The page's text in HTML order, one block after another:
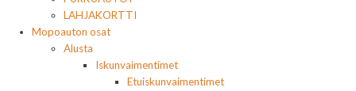
LAHJAKORTTI
Mopoauton osat
Alusta
Iskunvaimentimet
Etuiskunvaimentimet